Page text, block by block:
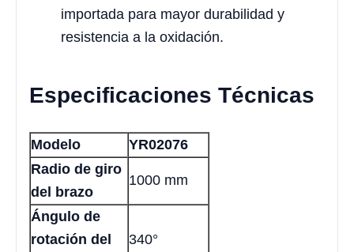
importada para mayor durabilidad y
resistencia a la oxidación.
Especificaciones Técnicas
Modelo
YR02076
Radio de giro
del brazo
1000 mm
Ángulo de
rotación del
340°